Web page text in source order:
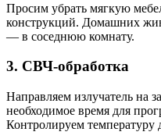
Просим убрать мягкую
конструкций. Домашних
— в соседнюю комнату.
3. СВЧ-обработка
Направляем излучатель на
необходимое время для
Контролируем температуру